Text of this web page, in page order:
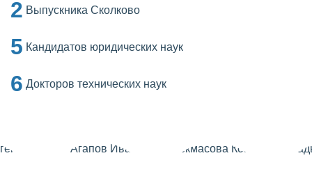
2 Выпускника Сколково
5 Кандидатов юридических наук
6 Докторов технических наук